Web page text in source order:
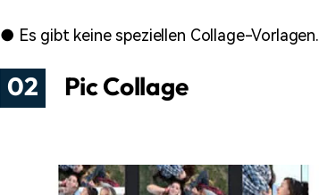
● Es gibt keine speziellen Collage-Vorlagen.
02 Pic Collage